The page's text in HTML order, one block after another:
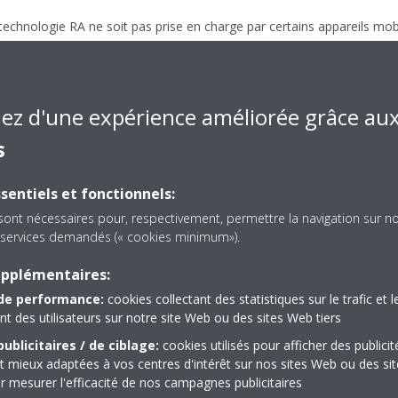
RA ne soit pas prise en charge par certains appareils
il est possible d'utiliser l'application à l'aide d'un « marqueur ».
l'utilisation du marqueur.
feuille A4.
à l'emplacement où vous souhaitez installer l'unité, puis visez la
climatisation en 3D à sa taille originale. Vous pouvez aussi placer
où vous souhaitez installer l’unité extérieure pour faire
qu’elle soit pour toute inexactitude ou erreur résultant de
précises, consultez nos documentations technique et
d'une expérience améliorée grâce
et fonctionnels:
nécessaires pour, respectivement, permettre la navigation sur
demandés (« cookies minimum»).
performance: cookies collectant des statistiques sur le trafic et
des utilisateurs sur notre site Web ou des sites Web tiers
/ de ciblage: cookies utilisés pour afficher des
mieux adaptées à vos centres d'intérêt sur nos sites Web ou des
mesurer l'efficacité de nos campagnes publicitaires